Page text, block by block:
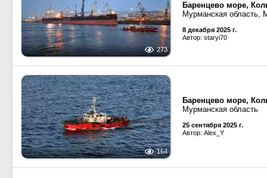
273
Баренцево море,
Мурманская область,
8 декабря 2025 г.
Автор: staryi70
164
Баренцево море,
Мурманская область
25 сентября 2025 г.
Автор: Alex_Y